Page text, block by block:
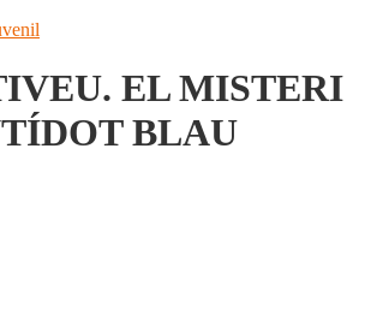
EL MISTERI
BLAU